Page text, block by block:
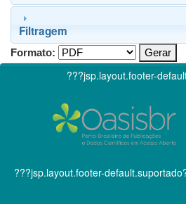
Filtragem
Formato:
???jsp.layout.footer-
???jsp.layout.footer-